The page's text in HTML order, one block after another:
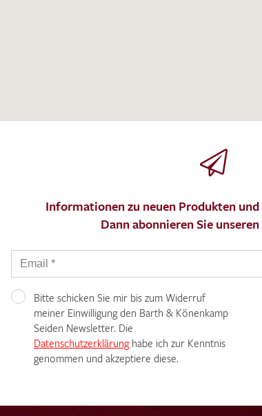
genutzt werden. Die
Informationen zu neuen Produkten
Dann abonnieren Sie
Bitte schicken Sie mir bis zum Widerruf
meiner Einwilligung den Barth & Könenkamp
Seiden Newsletter. Die
Datenschutzerklärunghabe ich zur Kenntnis
genommen und akzeptiere diese.